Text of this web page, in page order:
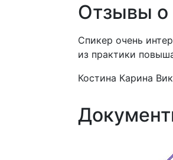
Отзывы о
Спикер очень
из практики
Костина Карина